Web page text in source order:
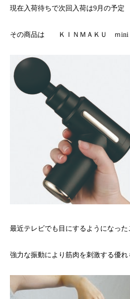
現在入荷待ちで次回入荷は9月の予定
その商品は ＫＩＮＭＡＫＵ ｍini
最近テレビでも目にするようになった
強力な振動により筋肉を刺激する優れ